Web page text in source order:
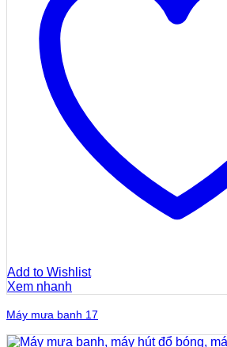
Add to Wishlist
Xem nhanh
Máy mưa banh 17